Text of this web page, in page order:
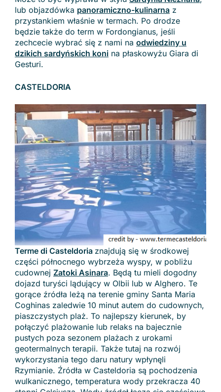
lub objazdówka panoramiczno-kulinarna z
przystankiem właśnie w termach. Po drodze
będzie także do term w Fordongianus, jeśli
zechcecie wybrać się z nami na odwiedziny u
dzikich sardyńskich koni na płaskowyżu Giara di
Gesturi.
CASTELDORIA
Terme di Casteldoria znajdują się w środkowej
części północnego wybrzeża wyspy, w pobliżu
cudownej Zatoki Asinara. Będą tu mieli dogodny
dojazd turyści lądujący w Olbii lub w Alghero. Te
gorące źródła leżą na terenie gminy Santa Maria
Coghinas zaledwie 10 minut autem do cudownych,
piaszczystych plaż. To najlepszy kierunek, by
połączyć plażowanie lub relaks na bajecznie
pustych poza sezonem plażach z urokami
geotermalnych terapii. Także tutaj na rozwój
wykorzystania tego daru natury wpłynęli
Rzymianie. Źródła w Casteldoria są pochodzenia
wulkanicznego, temperatura wody przekracza 40